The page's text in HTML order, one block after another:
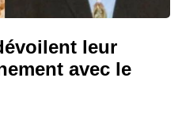
leur
avec le